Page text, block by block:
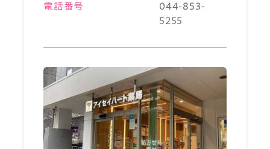
電話番号
044-853-
5255